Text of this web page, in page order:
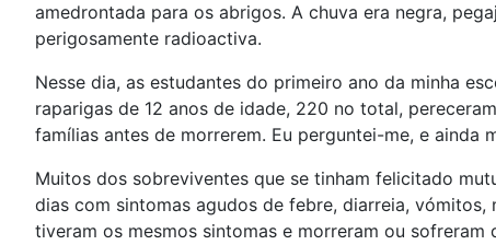
amedrontada para os abrigos. A chuva era negra,
perigosamente radioactiva.
Nesse dia, as estudantes do primeiro ano da minha
raparigas de 12 anos de idade, 220 no total,
famílias antes de morrerem. Eu perguntei-me, e ainda
Muitos dos sobreviventes que se tinham felicitado
dias com sintomas agudos de febre, diarreia,
tiveram os mesmos sintomas e morreram ou